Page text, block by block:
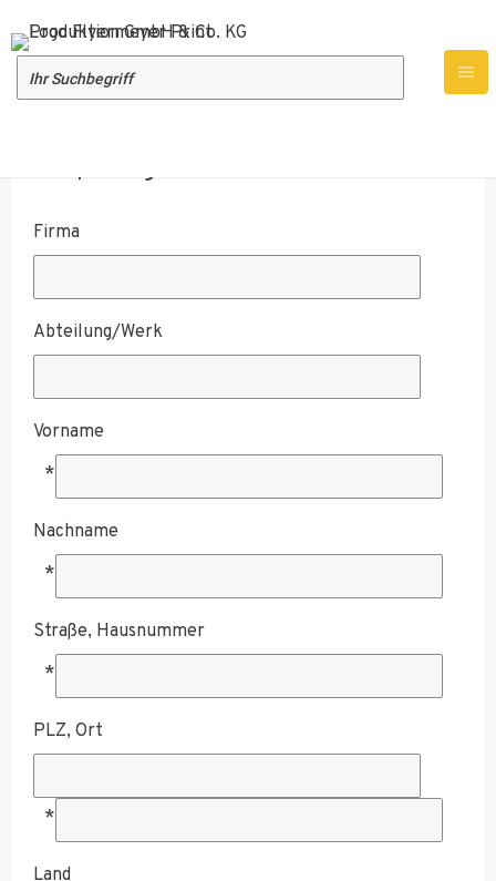
Firma
Abteilung/Werk
Vorname
*
Nachname
*
Straße, Hausnummer
*
PLZ, Ort
*
Land